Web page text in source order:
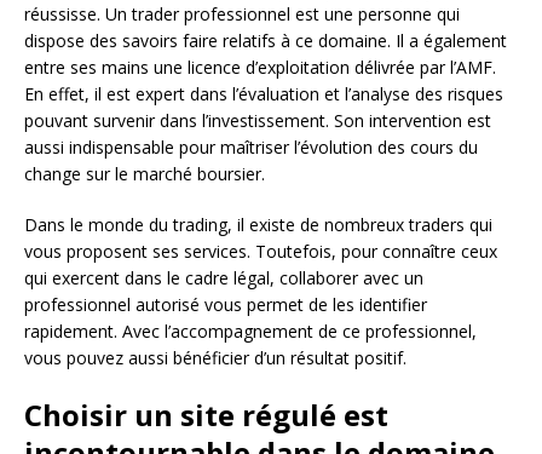
réussisse. Un trader professionnel est une personne qui
dispose des savoirs faire relatifs à ce domaine. Il a également
entre ses mains une licence d’exploitation délivrée par l’AMF.
En effet, il est expert dans l’évaluation et l’analyse des risques
pouvant survenir dans l’investissement. Son intervention est
aussi indispensable pour maîtriser l’évolution des cours du
change sur le marché boursier.
Dans le monde du trading, il existe de nombreux traders qui
vous proposent ses services. Toutefois, pour connaître ceux
qui exercent dans le cadre légal, collaborer avec un
professionnel autorisé vous permet de les identifier
rapidement. Avec l’accompagnement de ce professionnel,
vous pouvez aussi bénéficier d’un résultat positif.
Choisir un site régulé est